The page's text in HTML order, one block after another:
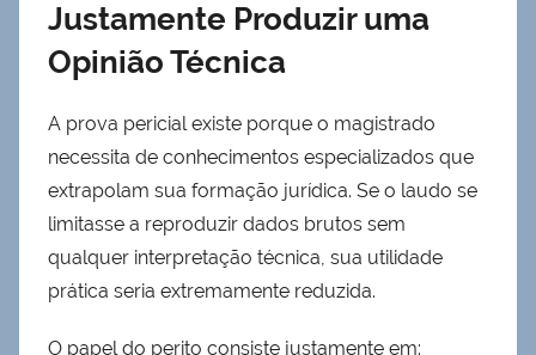
Justamente Produzir uma
Opinião Técnica
A prova pericial existe porque o magistrado
necessita de conhecimentos especializados que
extrapolam sua formação jurídica. Se o laudo se
limitasse a reproduzir dados brutos sem
qualquer interpretação técnica, sua utilidade
prática seria extremamente reduzida.
O papel do perito consiste justamente em: